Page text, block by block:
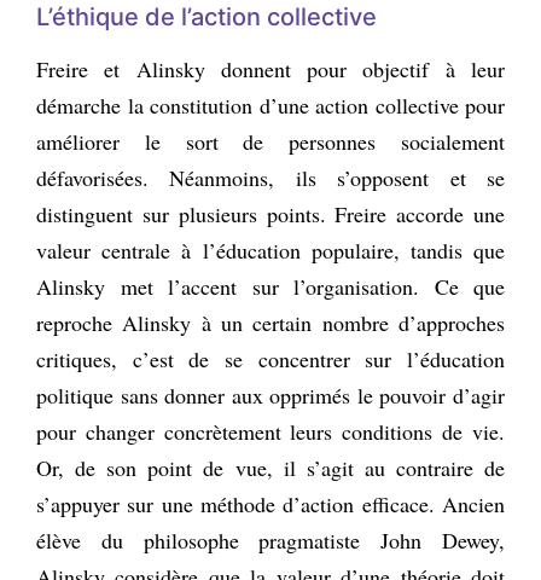
L’éthique de l’action collective
Freire et Alinsky donnent pour objectif à leur
démarche la constitution d’une action collective pour
améliorer le sort de personnes socialement
défavorisées. Néanmoins, ils s’opposent et se
distinguent sur plusieurs points. Freire accorde une
valeur centrale à l’éducation populaire, tandis que
Alinsky met l’accent sur l’organisation. Ce que
reproche Alinsky à un certain nombre d’approches
critiques, c’est de se concentrer sur l’éducation
politique sans donner aux opprimés le pouvoir d’agir
pour changer concrètement leurs conditions de vie.
Or, de son point de vue, il s’agit au contraire de
s’appuyer sur une méthode d’action efficace. Ancien
élève du philosophe pragmatiste John Dewey,